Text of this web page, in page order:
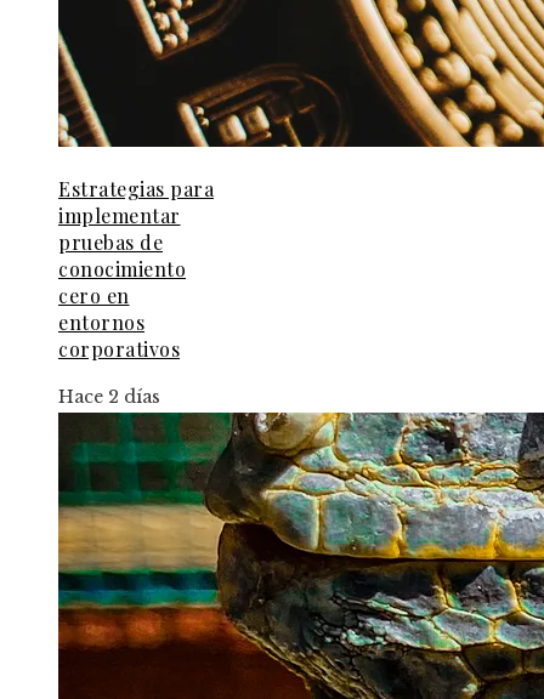
Estrategias para
implementar
pruebas de
conocimiento
cero en
entornos
corporativos
Hace 2 días